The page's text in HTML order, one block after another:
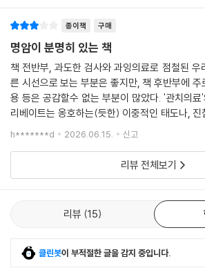
FDA의 결정이 신중하지 못했다고 비판했습니다.
바이오젠은 아두카누맙의 생산 중지를 결정합니
엄청난 재원을 쓴 후의 일입니다.
--- 「이쯤 되면 공포 영화? 치료보다 돌봄이 중요
현대사회는 빈부의 격차와 정비례하는 건강의 격
활 관리건 건강식품 구매건 그것이 가능한 이들
일부분에 지나지 않기 때문입니다.
--- 「환자가 되지 않고 늙고 싶으십니까?」 중에서
암 환자들을 진료하는 분들이 항암제의 비싼 가격
는 말을 하는데, 그건 비단 항암제에만 국한되는
것처럼 스스로를 선전하는 수많은 건강보조제들
제를 돌아보지 않을 수 없다고 저자는 분석한다.
사와 투약 등이 오히려 환자를 더 나쁜 결과로 내
섬유근통과 신체화장애 환자들을 예로 들면서 “
사회적 고립, 가족 간의 불화, 직장 내 괴롭힘 등
진통제 복용까지 이어지는 경우가 드물지 않다고
마땅한 젊은이들이 경쟁적 사회 환경과 타성적 의
전락하고 있는 것이다.
3분 진료, 과잉 진단, 공공의료 붕괴…
병에 걸린 건 환자가 아니라 의료제도와 한국사회
가짜 환자가 양산되고 있는 배경에는 구조적 문제
종이책 구매
명암이 분명히 있는 책
책 전반부, 과도한 검사와 과잉의료로 점철된
른 시선으로 보는 부분은 좋지만, 책 후반부에 주
용 등은 공감할수 없는 부분이 많았다. '관치의
리베이트는 옹호하는(듯한) 이중적인 태도나, 진
사가 난무한다는 내용에서는 "결국 '돈'이구나"싶
h*******d 2026.06.15. 신고
리뷰 전체보기
리뷰 15
클린봇이 부적절한 글을 감지 중입니다.